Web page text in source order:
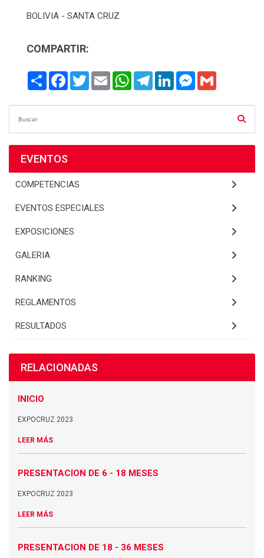
BOLIVIA - SANTA CRUZ
COMPARTIR:
Share FacebookTwitterEmail WhatsAppTelegramLinkedInMessenger
EVENTOS
COMPETENCIAS
EVENTOS ESPECIALES
EXPOSICIONES
GALERIA
RANKING
REGLAMENTOS
RESULTADOS
RELACIONADAS
INICIO
EXPOCRUZ 2023
LEER MÁS
PRESENTACION DE 6 - 18 MESES
EXPOCRUZ 2023
LEER MÁS
PRESENTACION DE 18 - 36 MESES